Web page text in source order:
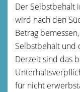
Der Selbstbehalt
wird nach den
Betrag
Selbstbehalt und
Derzeit sind das
für nicht